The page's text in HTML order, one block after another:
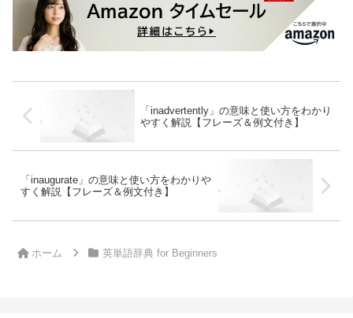
「inadvertently」の意味と使い方をわかり
やすく解説【フレーズ＆例文付き】
「inaugurate」の意味と使い方をわかりや
すく解説【フレーズ＆例文付き】
ホーム 英単語辞典 for Beginners